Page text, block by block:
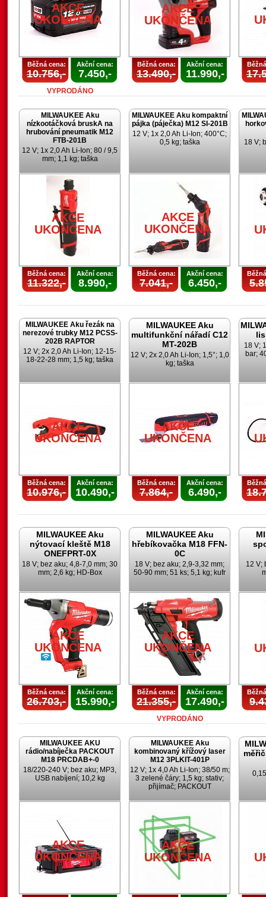
AKCE
UKONČENA
Běžná cena:
10.756,-
Akční cena:
7.450,-
VYPRODÁNO
AKCE
UKONČENA
Běžná cena:
13.490,-
Akční cena:
11.990,-
MILWAUKEE Aku
nízkootáčková bruskA na
hrubování pneumatik M12
FTB-201B
12 V; 1x 2,0 Ah Li-Ion; 80 / 9,5
mm; 1,1 kg; taška
AKCE
UKONČENA
Běžná cena:
11.322,-
Akční cena:
8.990,-
MILWAUKEE Aku kompaktní
pájka (páječka) M12 SI-201B
12 V; 1x 2,0 Ah Li-Ion; 400°C;
0,5 kg; taška
AKCE
UKONČENA
Běžná cena:
7.041,-
Akční cena:
6.450,-
18 V;
MILWAUKEE Aku řezák na
nerezové trubky M12 PCSS-
202B RAPTOR
12 V; 2x 2,0 Ah Li-Ion; 12-15-
18-22-28 mm; 1,5 kg; taška
AKCE
UKONČENA
Běžná cena:
10.976,-
Akční cena:
10.490,-
MILWAUKEE Aku
multifunkční nářadí C12
MT-202B
12 V; 2x 2,0 Ah Li-Ion; 1,5°; 1,0
kg; taška
AKCE
UKONČENA
Běžná cena:
7.864,-
Akční cena:
6.490,-
18 V;
bar;
MILWAUKEE Aku
nýtovací kleště M18
ONEFPRT-0X
18 V; bez aku; 4,8-7,0 mm; 30
mm; 2,6 kg; HD-Box
AKCE
UKONČENA
Běžná cena:
26.703,-
Akční cena:
15.990,-
MILWAUKEE Aku
hřebíkovačka M18 FFN-
0C
18 V; bez aku; 2,9-3,32 mm;
50-90 mm; 51 ks; 5,1 kg; kufr
AKCE
UKONČENA
Běžná cena:
21.355,-
Akční cena:
17.490,-
VYPRODÁNO
12 V;
MILWAUKEE AKU
rádio/nabíječka PACKOUT
M18 PRCDAB+-0
18/220-240 V; bez aku; MP3,
USB nabíjení; 10,2 kg
AKCE
UKONČENA
MILWAUKEE Aku
kombinovaný křížový laser
M12 3PLKIT-401P
12 V; 1x 4,0 Ah Li-Ion; 38/50 m;
3 zelené čáry; 1,5 kg; stativ;
přijímač; PACKOUT
AKCE
UKONČENA